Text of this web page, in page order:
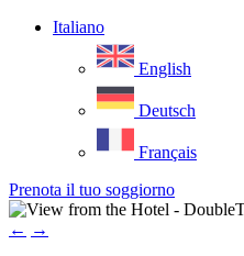
Italiano
English
Deutsch
Français
Prenota il tuo soggiorno
← →